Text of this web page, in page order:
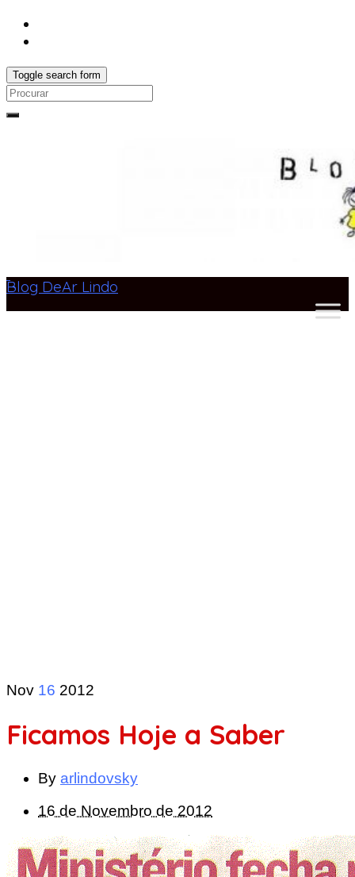
Toggle search form
Search
Blog DeAr Lindo
Nov 16 2012
Ficamos Hoje a Saber
By arlindovsky
16 de Novembro de 2012